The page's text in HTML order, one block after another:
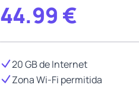
44.99 €
20 GB de Internet
Zona Wi-Fi permitida